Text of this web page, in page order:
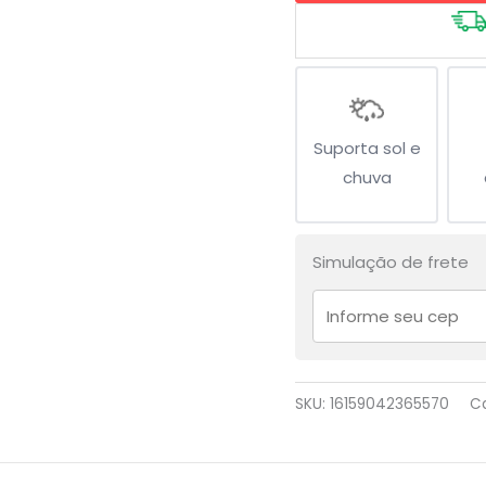
quantidade
Suporta sol e
chuva
Simulação de frete
SKU: 16159042365570